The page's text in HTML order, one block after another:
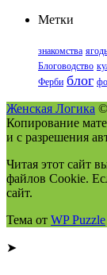
Метки
знакомства
Блоговодство
Ферби блог
Женская Логика
Копирование
и с разрешения
Читая этот сайт
файлов Cookie.
сайт.
Тема от WP Puzzle
➤